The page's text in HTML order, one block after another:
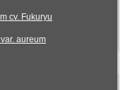
cv. Fukuryu
aureum